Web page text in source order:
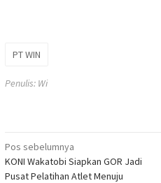
PT WIN
Penulis: Wi
Navigasi
pos
Pos sebelumnya
KONI Wakatobi Siapkan GOR Jadi
Pusat Pelatihan Atlet Menuju